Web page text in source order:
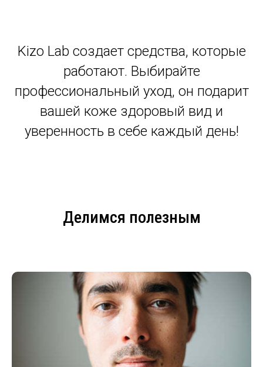
Kizo Lab создает средства, которые
работают. Выбирайте
профессиональный уход, он подарит
вашей коже здоровый вид и
уверенность в себе каждый день!
Делимся полезным